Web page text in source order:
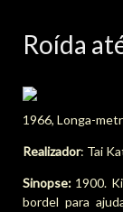
Roída
1966, Longa-
Realizador: Tai
Sinopse: 1900.
bordel para